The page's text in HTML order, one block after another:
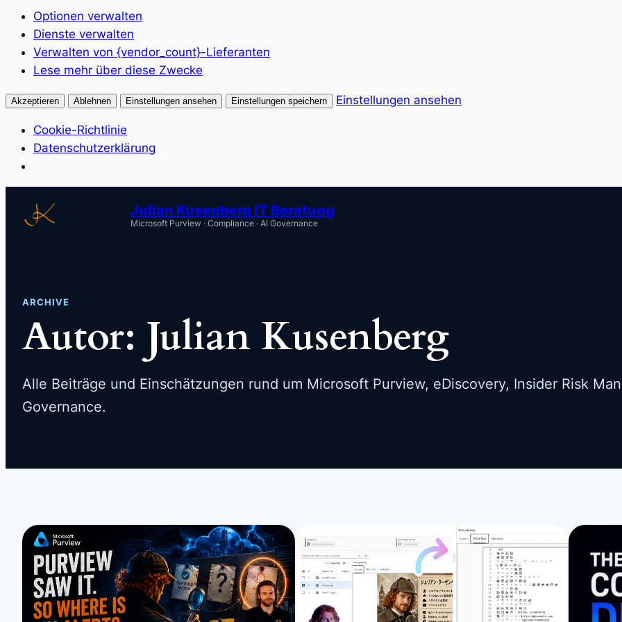
Optionen verwalten
Dienste verwalten
Verwalten von {vendor_count}-Lieferanten
Lese mehr über diese Zwecke
Akzeptieren Ablehnen Einstellungen ansehen Einstellungen speichern Einstellungen ansehen
Cookie-Richtlinie
Datenschutzerklärung
Inhalt
springen
Julian Kusenberg IT Beratung
Microsoft Purview · Compliance · AI Governance
ARCHIVE
Autor: Julian Kusenberg
Alle Beiträge und Einschätzungen rund um Microsoft Purview, eDiscovery, Insider Risk
Governance.